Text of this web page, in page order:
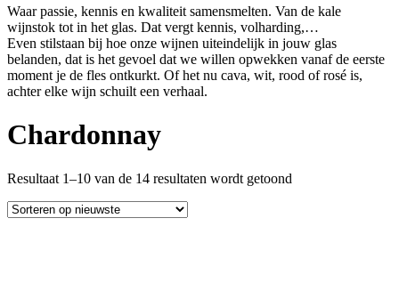
Waar passie, kennis en kwaliteit samensmelten. Van de kale
wijnstok tot in het glas. Dat vergt kennis, volharding,…
Even stilstaan bij hoe onze wijnen uiteindelijk in jouw glas
belanden, dat is het gevoel dat we willen opwekken vanaf de eerste
moment je de fles ontkurkt. Of het nu cava, wit, rood of rosé is,
achter elke wijn schuilt een verhaal.
Chardonnay
Resultaat 1–10 van de 14 resultaten wordt getoond